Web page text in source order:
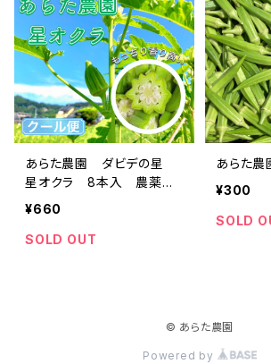
あらた農園 ダビデの星
星オクラ 8本入 農薬不
使用 化学肥料不使用 離
¥660
SOLD OUT
あらた
¥300
SOLD
© あらた農園
Powered by